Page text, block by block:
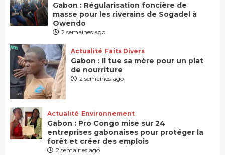
Gabon : Régularisation foncière de
masse pour les riverains de Sogadel à
Owendo
2 semaines ago
Actualité Faits Divers
Gabon : Il tue sa mère pour un plat
de nourriture
2 semaines ago
Actualité Environnement
Gabon : Pro Congo mise sur 24
entreprises gabonaises pour protéger la
forêt et créer des emplois
2 semaines ago